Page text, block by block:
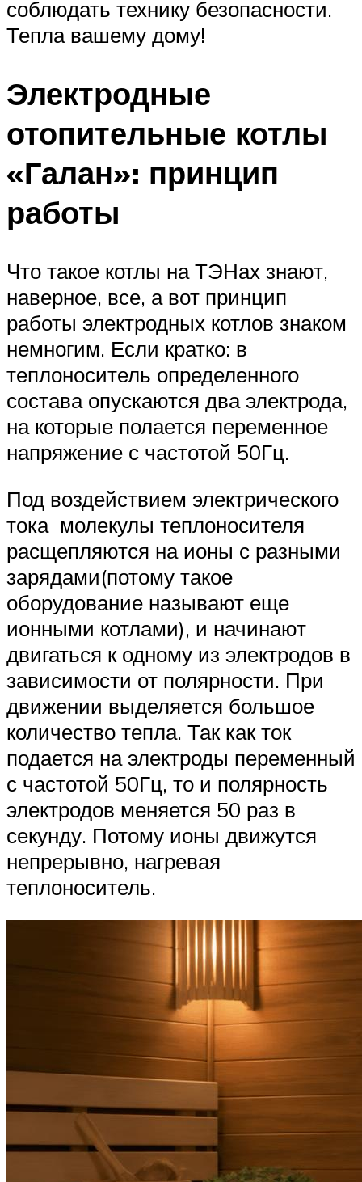
соблюдать технику безопасности.
Тепла вашему дому!
Электродные
отопительные котлы
«Галан»: принцип
работы
Что такое котлы на ТЭНах знают,
наверное, все, а вот принцип
работы электродных котлов знаком
немногим. Если кратко: в
теплоноситель определенного
состава опускаются два электрода,
на которые полается переменное
напряжение с частотой 50Гц.
Под воздействием электрического
тока молекулы теплоносителя
расщепляются на ионы с разными
зарядами(потому такое
оборудование называют еще
ионными котлами), и начинают
двигаться к одному из электродов в
зависимости от полярности. При
движении выделяется большое
количество тепла. Так как ток
подается на электроды переменный
с частотой 50Гц, то и полярность
электродов меняется 50 раз в
секунду. Потому ионы движутся
непрерывно, нагревая
теплоноситель.